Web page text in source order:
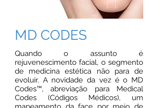
MD CODES
Quando o assunto é
rejuvenescimento facial, o segmento
de medicina estética não para de
evoluir. A novidade da vez é o MD
Codes™, abreviação para Medical
Codes (Códigos Médicos), um